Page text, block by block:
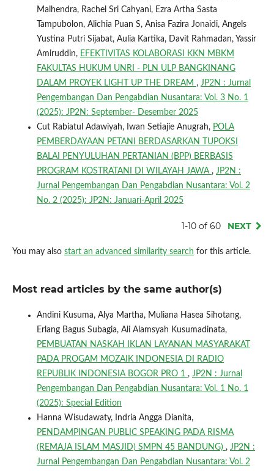
Malhendra, Rachel Sri Cahyani, Ezra Artha Sasta
Tampubolon, Alichia Puan S, Anisa Fazira Jonaidi, Angels
Yustina Putri Sijabat, Aulia Kartika, Davit Rahmadan, Yassir
Amiruddin, EFEKTIVITAS KOLABORASI KKN MBKM
FAKULTAS HUKUM UNRI - PLN ULP BANGKINANG
DALAM PROYEK LIGHT UP THE DREAM , JP2N : Jurnal
Pengembangan Dan Pengabdian Nusantara: Vol. 3 No. 1
(2025): JP2N: September- Desember 2025
Cut Rabiatul Adawiyah, Iwan Setiajie Anugrah, POLA
PEMBERDAYAAN PETANI BERDASARKAN TUPOKSI
BALAI PENYULUHAN PERTANIAN (BPP) BERBASIS
PROGRAM KOSTRATANI DI WILAYAH JAWA , JP2N :
Jurnal Pengembangan Dan Pengabdian Nusantara: Vol. 2
No. 2 (2025): JP2N: Januari-April 2025
1-10 of 60 NEXT
You may also start an advanced similarity search for this article.
Most read articles by the same author(s)
Andini Kusuma, Alya Martha, Muliana Hasea Sihotang,
Erlang Bagus Subagia, Ali Alamsyah Kusumadinata,
PEMBUATAN NASKAH IKLAN LAYANAN MASYARAKAT
PADA PROGAM MOZAIK INDONESIA DI RADIO
REPUBLIK INDONESIA BOGOR PRO 1 , JP2N : Jurnal
Pengembangan Dan Pengabdian Nusantara: Vol. 1 No. 1
(2025): Special Edition
Hanna Wisudawaty, Indria Angga Dianita,
PENDAMPINGAN PUBLIC SPEAKING PADA RISMA
(REMAJA ISLAM MASJID) SMPN 45 BANDUNG) , JP2N :
Jurnal Pengembangan Dan Pengabdian Nusantara: Vol. 2